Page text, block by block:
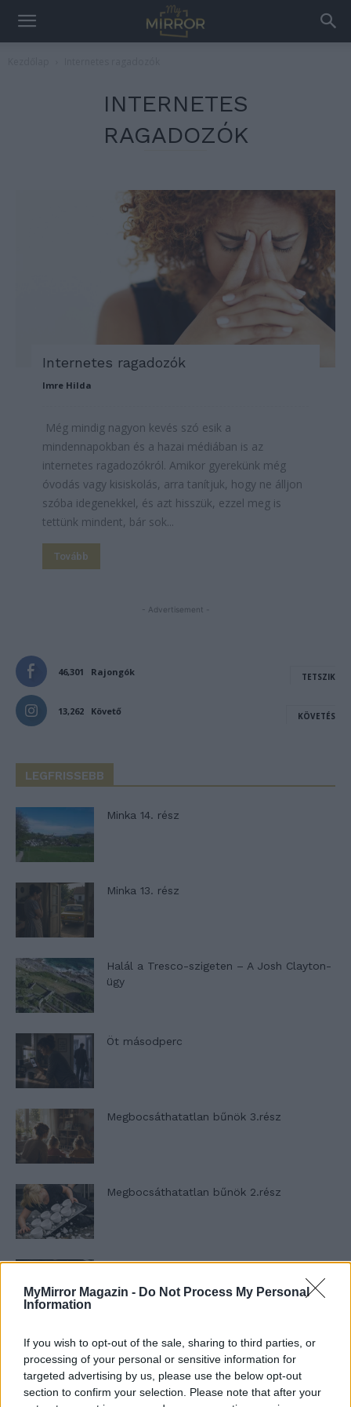
MyMirror Magazin - Do Not Process My Personal
Information
If you wish to opt-out of the sale, sharing to third parties, or
processing of your personal or sensitive information for
targeted advertising by us, please use the below opt-out
section to confirm your selection. Please note that after your
INTERNETES
RAGADOZÓK
Internetes ragadozók
Imre Hilda
Még mindig nagyon kevés szó esik a
mindennapokban és a hazai médiában is az
internetes ragadozókról. Amikor gyerekünk még
óvodás vagy kisiskolás, arra tanítjuk, hogy ne álljon
szóba idegenekkel, és azt hisszük, ezzel meg is
tettünk mindent, bár sok...
Tovább
- Advertisement -
46,301 Rajongók TETSZIK
13,262 Követő KÖVETÉS
LEGFRISSEBB
Minka 14. rész
Minka 13. rész
Halál a Tresco-szigeten – A Josh Clayton-
ügy
Öt másodperc
Megbocsáthatatlan bűnök 3.rész
Megbocsáthatatlan bűnök 2.rész
Megbocsáthatatlan bűnök 1.rész
Szent Genovéva, a túlélő Franciaország
jelképe